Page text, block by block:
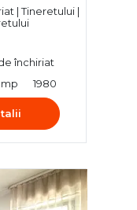
| Tineretului |
închiriat
1980